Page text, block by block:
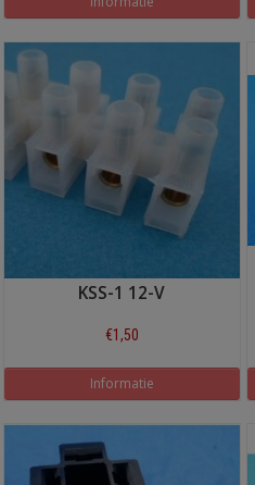
KSS-1 12-V
€1,50
Informatie